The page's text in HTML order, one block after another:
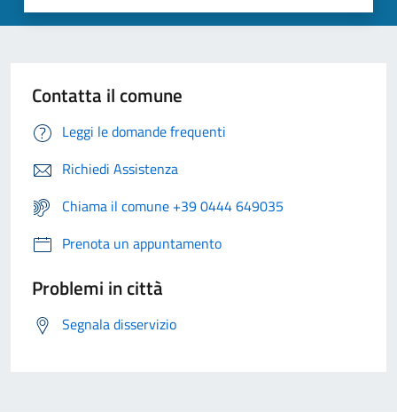
Contatta il comune
Leggi le domande frequenti
Richiedi Assistenza
Chiama il comune +39 0444 649035
Prenota un appuntamento
Problemi in città
Segnala disservizio